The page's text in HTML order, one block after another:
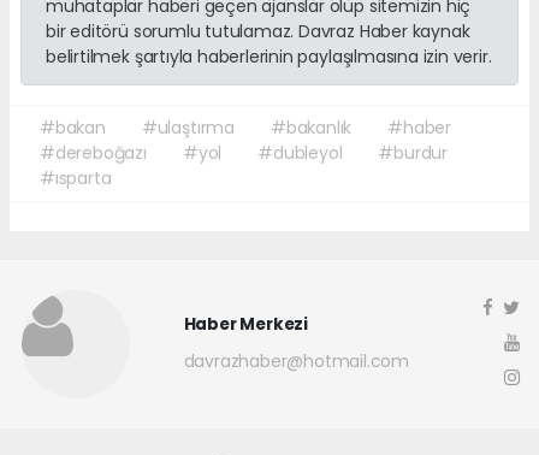
muhataplar haberi geçen ajanslar olup sitemizin hiç
bir editörü sorumlu tutulamaz. Davraz Haber kaynak
belirtilmek şartıyla haberlerinin paylaşılmasına izin verir.
#bakan #ulaştırma #bakanlık
#haber
#dereboğazı
#yol #dubleyol
#burdur
#ısparta
Haber Merkezi
davrazhaber@hotmail.com